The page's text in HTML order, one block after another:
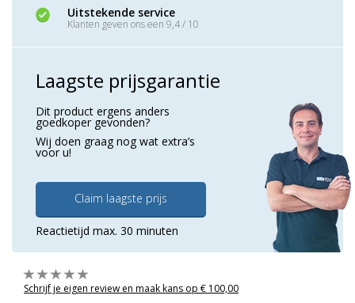
Uitstekende service
Klanten geven ons een 9,4 / 10
Laagste prijsgarantie
Dit product ergens anders
goedkoper gevonden?
Wij doen graag nog wat extra’s
voor u!
Claim laagste prijs
Reactietijd max. 30 minuten
Schrijf je eigen review en maak kans op € 100,00